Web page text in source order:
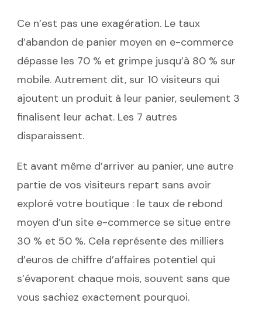
Ce n’est pas une exagération. Le taux
d’abandon de panier moyen en e-commerce
dépasse les 70 % et grimpe jusqu’à 80 % sur
mobile. Autrement dit, sur 10 visiteurs qui
ajoutent un produit à leur panier, seulement 3
finalisent leur achat. Les 7 autres
disparaissent.
Et avant même d’arriver au panier, une autre
partie de vos visiteurs repart sans avoir
exploré votre boutique : le taux de rebond
moyen d’un site e-commerce se situe entre
30 % et 50 %. Cela représente des milliers
d’euros de chiffre d’affaires potentiel qui
s’évaporent chaque mois, souvent sans que
vous sachiez exactement pourquoi.